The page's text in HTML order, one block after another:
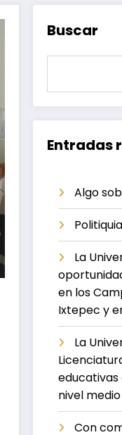
Buscar
Entradas
Algo
La
en los
Ixtepec y
La
educativas
nivel
Con